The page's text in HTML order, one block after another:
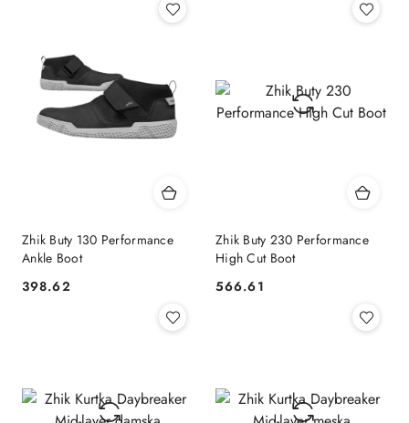
Zhik Buty 130 Performance
Ankle Boot
Cena:
398.62
Zhik Buty 230 Performance
High Cut Boot
Cena:
566.61